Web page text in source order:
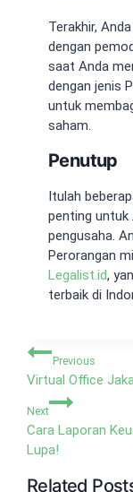
Terakhir,
dengan
saat Anda
dengan jenis
untuk
saham.
Penutup
Itulah
penting untuk
pengusaha.
Perorangan
Legalist.id,
terbaik di
Navigasi
posPrevious
Virtual Office
Next
Cara Laporan
Lupa!
Related